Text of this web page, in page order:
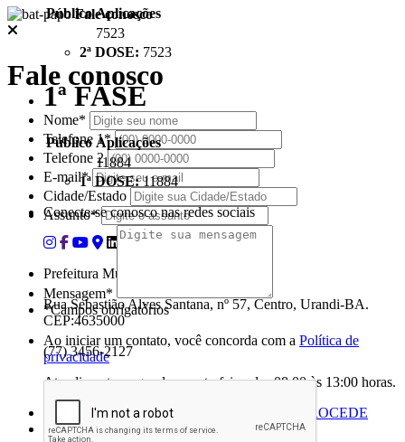
Fale conosco
Fale conosco
Nome*
Telefone 1*
Telefone 2
E-mail*
Cidade/Estado
Assunto*
Mensagem*
*Campos obrigatórios
Ao iniciar um contato, você concorda com a Política de
privacidade
Público Aplicações
7523
2ª DOSE: 7523
1ª FASE
Público Aplicações
11884
1ª DOSE:11884
Conecte-se conosco nas redes sociais
Prefeitura Municipal de Urandi - Bahia
Rua Sebastião Alves Santana, nº 57, Centro, Urandi-BA.
CEP:4635000
(77) 3456-2127
Atendimento: segunda a sexta-feira, das 08:00 às 13:00 horas.
Desenvolvido por